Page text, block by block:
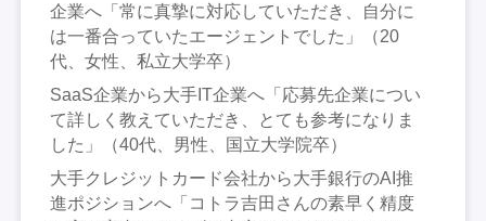
企業へ「常に真摯に対応していただき、自分に
は一番合っていたエージェントでした」（20
代、女性、私立大学卒）
SaaS企業から大手IT企業へ「応募先企業につい
て詳しく教えていただき、とても参考になりま
した」（40代、男性、国立大学院卒）
大手クレジットカード会社から大手銀行のAI推
進ポジションへ「コトラ吉田さんの素早く精度